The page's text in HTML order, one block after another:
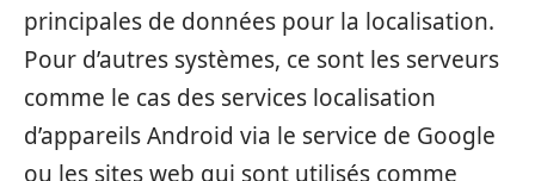
principales de données pour la localisation.
Pour d’autres systèmes, ce sont les serveurs
comme le cas des services localisation
d’appareils Android via le service de Google
ou les sites web qui sont utilisés comme